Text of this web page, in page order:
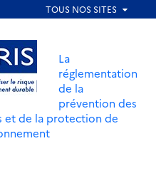
au menu
La
réglementation
de la
prévention des
et de la protection de